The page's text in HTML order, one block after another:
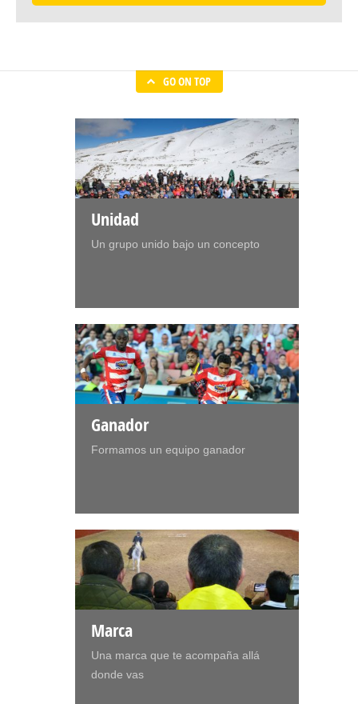
GO ON TOP
Unidad
Un grupo unido bajo un concepto
Ganador
Formamos un equipo ganador
Marca
Una marca que te acompaña allá
donde vas